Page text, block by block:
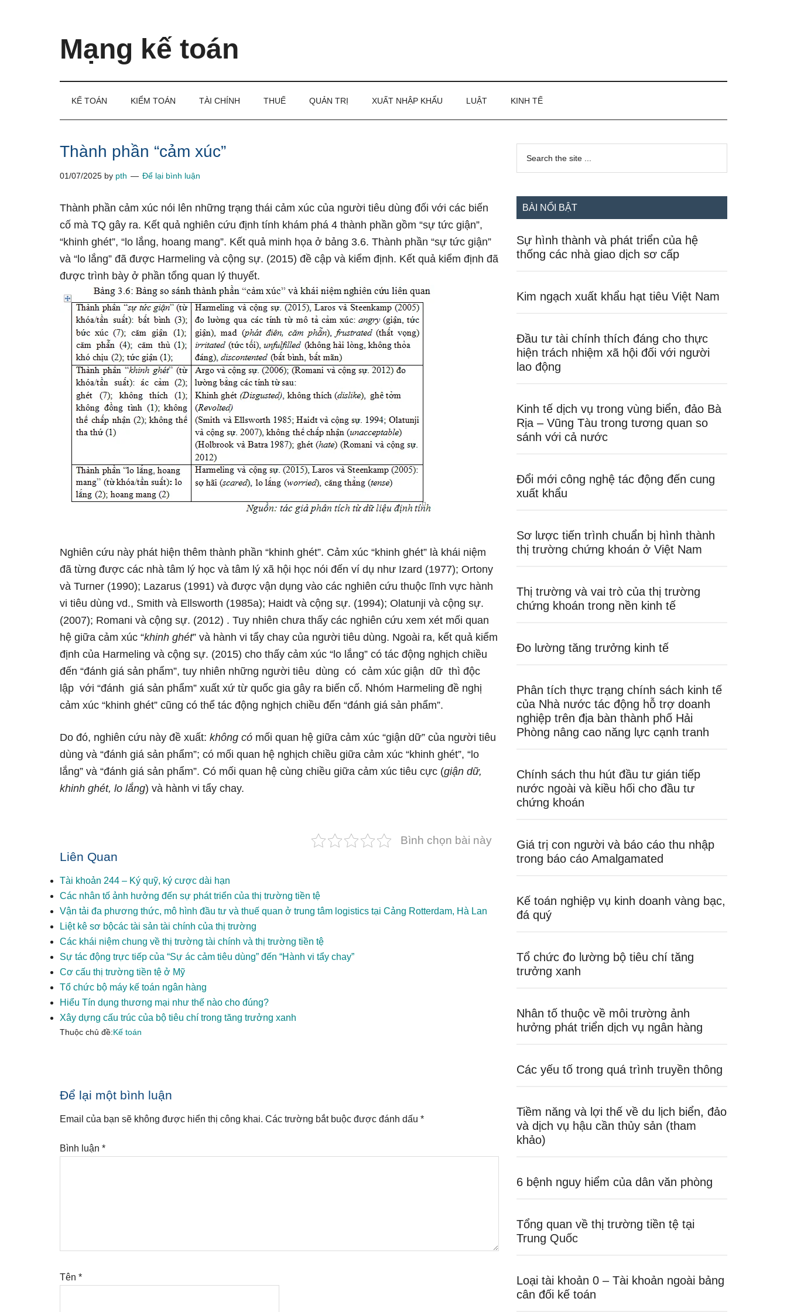
Mạng kế toán
làm
toán
KẾ TOÁN KIỂM TOÁN TÀI CHÍNH THUẾ QUẢN TRỊ XUẤT NHẬP KHẨU LUẬT KINH TẾ
Thành phần “cảm xúc”
01/07/2025 by pth Để lại bình luận
Thành phần cảm xúc nói lên những trạng thái cảm xúc của người tiêu dùng đối với các biến
cố mà TQ gây ra. Kết quả nghiên cứu định tính khám phá 4 thành phần gồm “sự tức giận”,
“khinh ghét”, “lo lắng, hoang mang”. Kết quả minh họa ở bảng 3.6. Thành phần “sự tức giận”
và “lo lắng” đã được Harmeling và cộng sự. (2015) đề cập và kiểm định. Kết quả kiểm định đã
được trình bày ở phần tổng quan lý thuyết.
Nghiên cứu này phát hiện thêm thành phần “khinh ghét”. Cảm xúc “khinh ghét” là khái niệm
đã từng được các nhà tâm lý học và tâm lý xã hội học nói đến ví dụ như Izard (1977); Ortony
và Turner (1990); Lazarus (1991) và được vận dụng vào các nghiên cứu thuộc lĩnh vực hành
vi tiêu dùng vd., Smith và Ellsworth (1985a); Haidt và cộng sự. (1994); Olatunji và cộng sự.
(2007); Romani và cộng sự. (2012) . Tuy nhiên chưa thấy các nghiên cứu xem xét mối quan
hệ giữa cảm xúc “khinh ghét” và hành vi tẩy chay của người tiêu dùng. Ngoài ra, kết quả kiểm
định của Harmeling và cộng sự. (2015) cho thấy cảm xúc “lo lắng” có tác động nghịch chiều
đến “đánh giá sản phẩm”, tuy nhiên những người tiêu dùng có cảm xúc giận dữ thì độc
lập với “đánh giá sản phẩm” xuất xứ từ quốc gia gây ra biến cố. Nhóm Harmeling đề nghị
cảm xúc “khinh ghét” cũng có thể tác động nghịch chiều đến “đánh giá sản phẩm”.
Do đó, nghiên cứu này đề xuất: không có mối quan hệ giữa cảm xúc “giận dữ” của người tiêu
dùng và “đánh giá sản phẩm”; có mối quan hệ nghịch chiều giữa cảm xúc “khinh ghét”, “lo
lắng” và “đánh giá sản phẩm”. Có mối quan hệ cùng chiều giữa cảm xúc tiêu cực (giận dữ,
khinh ghét, lo lắng) và hành vi tẩy chay.
Bình chọn bài này
Liên Quan
Tài khoản 244 – Ký quỹ, ký cược dài hạn
Các nhân tố ảnh hưởng đến sự phát triển của thị trường tiền tệ
Vận tải đa phương thức, mô hình đầu tư và thuế quan ở trung tâm logistics tại Cảng Rotterdam, Hà Lan
Liệt kê sơ bộcác tài sản tài chính của thị trường
Các khái niệm chung về thị trường tài chính và thị trường tiền tệ
Sự tác động trực tiếp của “Sự ác cảm tiêu dùng” đến “Hành vi tẩy chay”
Cơ cấu thị trường tiền tệ ở Mỹ
Tổ chức bộ máy kế toán ngân hàng
Hiểu Tín dụng thương mại như thế nào cho đúng?
Xây dựng cấu trúc của bộ tiêu chí trong tăng trưởng xanh
Thuộc chủ đề:Kế toán
Reader
Interactions
Để lại một bình luận
Email của bạn sẽ không được hiển thị công khai. Các trường bắt buộc được đánh dấu *
Bình luận *
Tên *
Sidebar
chính
...
BÀI NỔI BẬT
Sự hình thành và phát triển của hệ
thống các nhà giao dịch sơ cấp
Kim ngạch xuất khẩu hạt tiêu Việt Nam
Đầu tư tài chính thích đáng cho thực
hiện trách nhiệm xã hội đối với người
lao động
Kinh tế dịch vụ trong vùng biển, đảo Bà
Rịa – Vũng Tàu trong tương quan so
sánh với cả nước
Đổi mới công nghệ tác động đến cung
xuất khẩu
Sơ lược tiến trình chuẩn bị hình thành
thị trường chứng khoán ở Việt Nam
Thị trường và vai trò của thị trường
chứng khoán trong nền kinh tế
Đo lường tăng trưởng kinh tế
Phân tích thực trạng chính sách kinh tế
của Nhà nước tác động hỗ trợ doanh
nghiệp trên địa bàn thành phố Hải
Phòng nâng cao năng lực cạnh tranh
Chính sách thu hút đầu tư gián tiếp
nước ngoài và kiều hối cho đầu tư
chứng khoán
Giá trị con người và báo cáo thu nhập
trong báo cáo Amalgamated
Kế toán nghiệp vụ kinh doanh vàng bạc,
đá quý
Tổ chức đo lường bộ tiêu chí tăng
trưởng xanh
Nhân tố thuộc về môi trường ảnh
hưởng phát triển dịch vụ ngân hàng
Các yếu tố trong quá trình truyền thông
Tiềm năng và lợi thế về du lịch biển, đảo
và dịch vụ hậu cần thủy sản (tham
khảo)
6 bệnh nguy hiểm của dân văn phòng
Tổng quan về thị trường tiền tệ tại
Trung Quốc
Loại tài khoản 0 – Tài khoản ngoài bảng
cân đối kế toán